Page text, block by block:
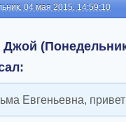
04 мая 2015, 14:59:10
Джой
Евгеньевна,